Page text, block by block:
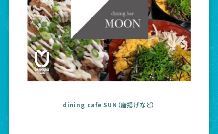
dining cafe SUN （唐揚げなど）